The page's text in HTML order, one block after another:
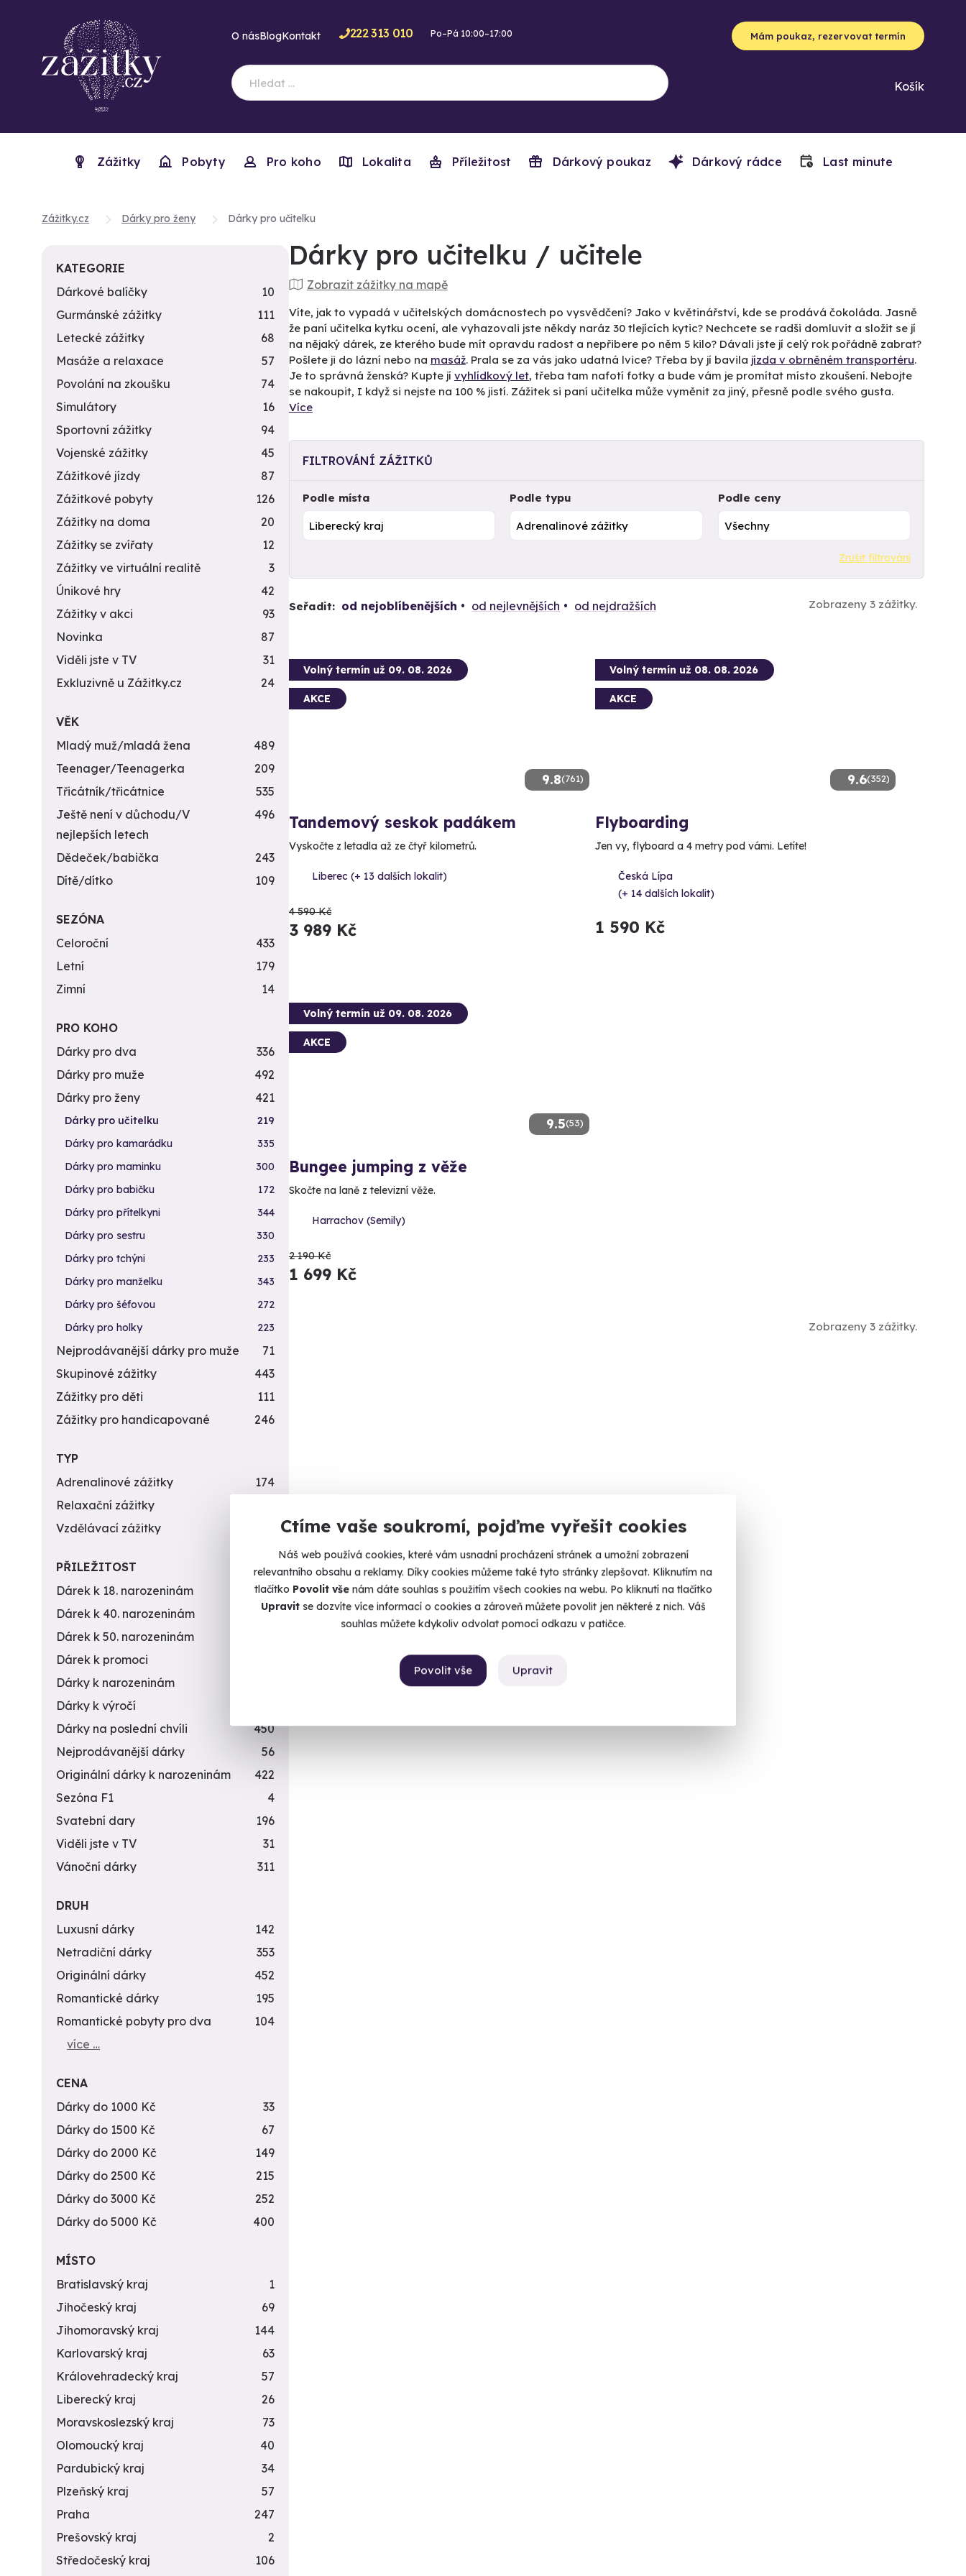
Ctíme vaše soukromí, pojďme vyřešit cookies
Náš web používá cookies, které vám usnadní procházení stránek a umožní zobrazení
relevantního obsahu a reklamy. Díky cookies můžeme také tyto stránky zlepšovat. Kliknutím na
tlačítko Povolit vše nám dáte souhlas s použitím všech cookies na webu. Po kliknutí na tlačítko
Upravitse dozvíte více informací o cookies a zároveň můžete povolit jen některé z nich. Váš
souhlas můžete kdykoliv odvolat pomocí odkazu v patičce.
Upravit
Povolit vše
O násBlogKontakt 222 313 010 Po–Pá 10:00–17:00 Mám poukaz, rezervovat termín
Košík
Zážitky Pobyty Pro koho Lokalita Příležitost Dárkový poukaz Dárkový rádce Last minute
Zážitky.cz Dárky pro ženy Dárky pro učitelku
Dárky pro učitelku / učitele
Zobrazit zážitky na mapě
Víte, jak to vypadá v učitelských domácnostech po vysvědčení? Jako v květinářství, kde se prodává čokoláda. Jasně
že paní učitelka kytku ocení, ale vyhazovali jste někdy naráz 30 tlejících kytic? Nechcete se radši domluvit a složit se jí
na nějaký dárek, ze kterého bude mít opravdu radost a nepřibere po něm 5 kilo? Dávali jste jí celý rok pořádně zabrat?
Pošlete ji do lázní nebo na masáž. Prala se za vás jako udatná lvice? Třeba by jí bavila jízda v obrněném transportéru.
Je to správná ženská? Kupte jí vyhlídkový let, třeba tam nafotí fotky a bude vám je promítat místo zkoušení. Nebojte
se nakoupit, I když si nejste na 100 % jistí. Zážitek si paní učitelka může vyměnit za jiný, přesně podle svého gusta.
Více
FILTROVÁNÍ ZÁŽITKŮ
Podle místa Podle typu Podle ceny
Zrušit filtrování
Seřadit: od nejoblíbenějších od nejlevnějších od nejdražších Zobrazeny 3 zážitky.
9.8(761)
Volný termín už 09. 08. 2026
AKCE
Tandemový seskok padákem
Vyskočte z letadla až ze čtyř kilometrů.
Liberec (+ 13 dalších lokalit)
4 590 Kč
3 989 Kč
9.6(352)
Volný termín už 08. 08. 2026
AKCE
Flyboarding
Jen vy, flyboard a 4 metry pod vámi. Letíte!
Česká Lípa
(+ 14 dalších lokalit)
1 590 Kč
9.5(53)
Volný termín už 09. 08. 2026
AKCE
Bungee jumping z věže
Skočte na laně z televizní věže.
Harrachov (Semily)
2 190 Kč
1 699 Kč
Zobrazeny 3 zážitky.
KATEGORIE
Dárkové balíčky
10
Gurmánské zážitky
111
Letecké zážitky
68
Masáže a relaxace
57
Povolání na zkoušku
74
Simulátory
16
Sportovní zážitky
94
Vojenské zážitky
45
Zážitkové jízdy
87
Zážitkové pobyty
126
Zážitky na doma
20
Zážitky se zvířaty
12
Zážitky ve virtuální realitě
3
Únikové hry
42
Zážitky v akci
93
Novinka
87
Viděli jste v TV
31
Exkluzivně u Zážitky.cz
24
VĚK
Mladý muž/mladá žena
489
Teenager/Teenagerka
209
Třicátník/třicátnice
535
Ještě není v důchodu/V
nejlepších letech
496
Dědeček/babička
243
Dítě/dítko
109
SEZÓNA
Celoroční
433
Letní
179
Zimní
14
PRO KOHO
Dárky pro dva
336
Dárky pro muže
492
Dárky pro ženy
421
Dárky pro učitelku
219
Dárky pro kamarádku
335
Dárky pro maminku
300
Dárky pro babičku
172
Dárky pro přítelkyni
344
Dárky pro sestru
330
Dárky pro tchýni
233
Dárky pro manželku
343
Dárky pro šéfovou
272
Dárky pro holky
223
Nejprodávanější dárky pro muže
71
Skupinové zážitky
443
Zážitky pro děti
111
Zážitky pro handicapované
246
TYP
Adrenalinové zážitky
174
Relaxační zážitky
Vzdělávací zážitky
PŘILEŽITOST
Dárek k 18. narozeninám
256
Dárek k 40. narozeninám
453
Dárek k 50. narozeninám
Dárek k promoci
Dárky k narozeninám
Dárky k výročí
Dárky na poslední chvíli
450
Nejprodávanější dárky
56
Originální dárky k narozeninám
422
Sezóna F1
4
Svatební dary
196
Viděli jste v TV
31
Vánoční dárky
311
DRUH
Luxusní dárky
142
Netradiční dárky
353
Originální dárky
452
Romantické dárky
195
Romantické pobyty pro dva
104
více …
CENA
Dárky do 1000 Kč
33
Dárky do 1500 Kč
67
Dárky do 2000 Kč
149
Dárky do 2500 Kč
215
Dárky do 3000 Kč
252
Dárky do 5000 Kč
400
MÍSTO
Bratislavský kraj
1
Jihočeský kraj
69
Jihomoravský kraj
144
Karlovarský kraj
63
Královehradecký kraj
57
Liberecký kraj
26
Moravskoslezský kraj
73
Olomoucký kraj
40
Pardubický kraj
34
Plzeňský kraj
57
Praha
247
Prešovský kraj
2
Středočeský kraj
106